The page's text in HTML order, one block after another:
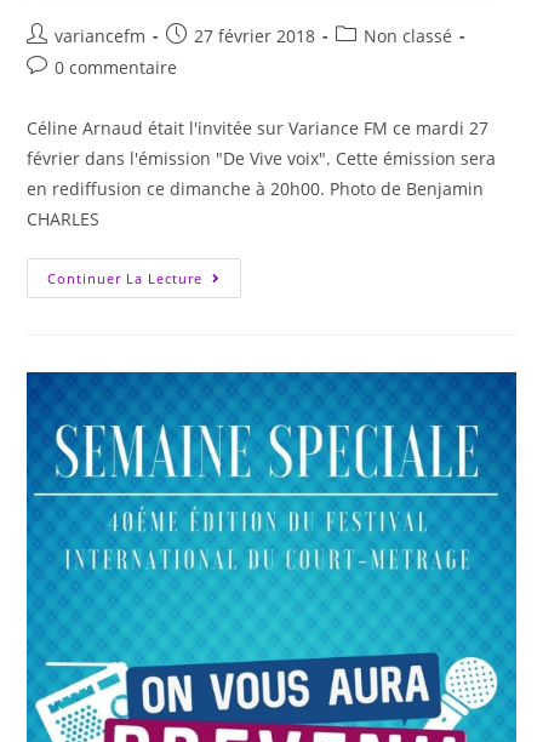
variancefm 27 février 2018
Non classé
0 commentaire
Céline Arnaud était l'invitée sur Variance FM ce mardi 27
février dans l'émission "De Vive voix". Cette émission sera
en rediffusion ce dimanche à 20h00. Photo de Benjamin
CHARLES
Continuer La Lecture